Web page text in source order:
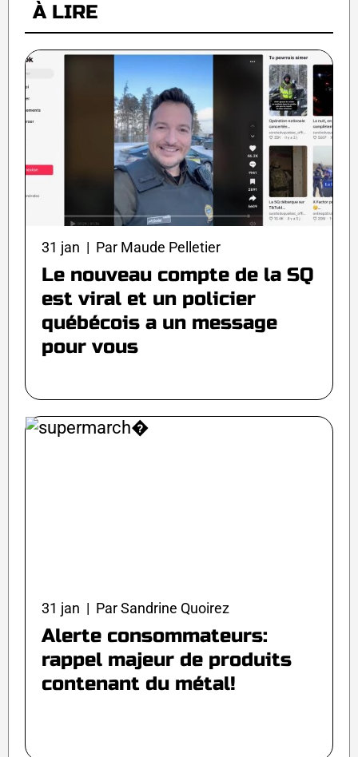
À LIRE
31 jan | Par Maude Pelletier
Le nouveau compte de la SQ
est viral et un policier
québécois a un message
pour vous
31 jan | Par Sandrine Quoirez
Alerte consommateurs:
rappel majeur de produits
contenant du métal!